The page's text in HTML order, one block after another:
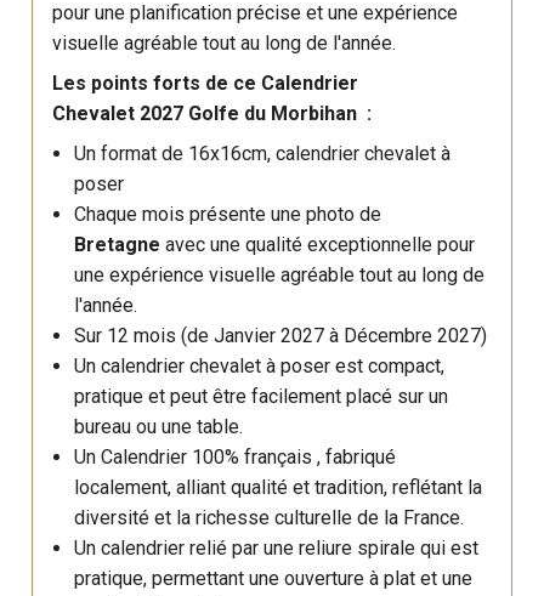
pour une planification précise et une expérience
visuelle agréable tout au long de l'année.
Les points forts de ce Calendrier
Chevalet 2027 Golfe du Morbihan :
Un format de 16x16cm, calendrier chevalet à
poser
Chaque mois présente une photo de
Bretagne avec une qualité exceptionnelle pour
une expérience visuelle agréable tout au long de
l'année.
Sur 12 mois (de Janvier 2027 à Décembre 2027)
Un calendrier chevalet à poser est compact,
pratique et peut être facilement placé sur un
bureau ou une table.
Un Calendrier 100% français , fabriqué
localement, alliant qualité et tradition, reflétant la
diversité et la richesse culturelle de la France.
Un calendrier relié par une reliure spirale qui est
pratique, permettant une ouverture à plat et une